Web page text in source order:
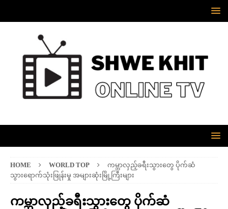
HOME WORLD TOP
ကမ္ဘာလှည့်ခရီးသွားတွေ ပိုက်ဆံ
သွားရောက်သုံးဖြုန်းမှု အများဆုံးမြို့ကြီးများ
ကမ္ဘာလှည့်ခရီးသွားတွေ ပိုက်ဆံ